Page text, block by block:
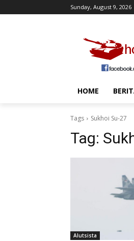
Sunday, August 9, 2026
HOME
Tags Sukhoi Su-27
Tag:
Alutsista